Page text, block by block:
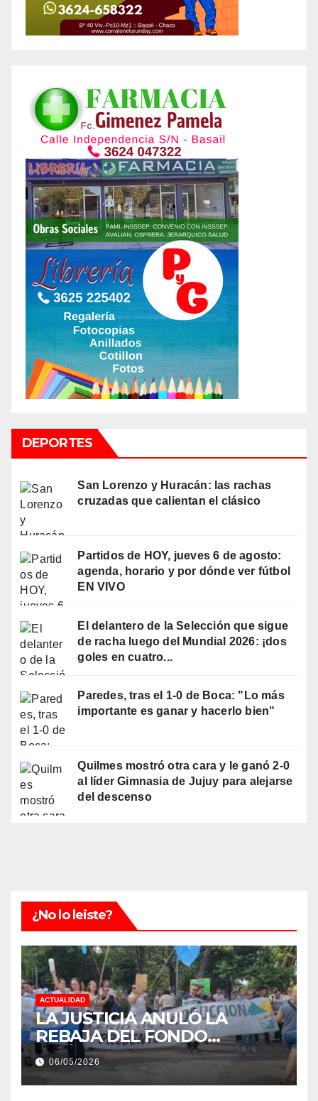
DEPORTES
San Lorenzo y Huracán: las rachas
cruzadas que calientan el clásico
Partidos de HOY, jueves 6 de agosto:
agenda, horario y por dónde ver fútbol
EN VIVO
El delantero de la Selección que sigue
de racha luego del Mundial 2026: ¡dos
goles en cuatro...
Paredes, tras el 1-0 de Boca: "Lo más
importante es ganar y hacerlo bien"
Quilmes mostró otra cara y le ganó 2-0
al líder Gimnasia de Jujuy para alejarse
del descenso
¿No lo leiste?
ACTUALIDAD
LA JUSTICIA ANULÓ LA
REBAJA DEL FONDO
ESTÍMULO A EMPLEADOS DE
PRODUCCIÓN DE LA
PROVINCIA DEL CHACO
06/05/2026